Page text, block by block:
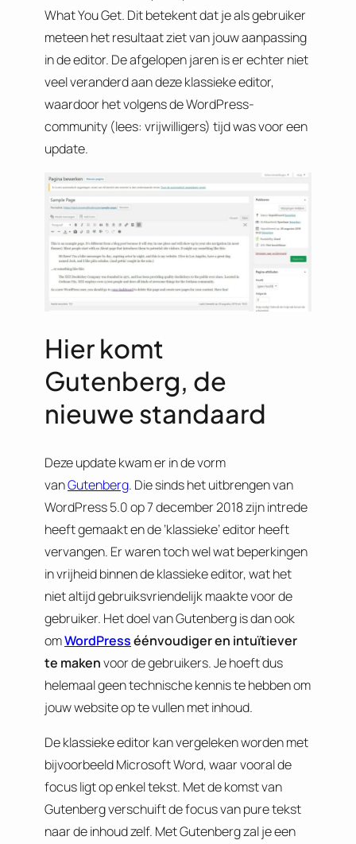
What You Get. Dit betekent dat je als gebruiker
meteen het resultaat ziet van jouw aanpassing
in de editor. De afgelopen jaren is er echter niet
veel veranderd aan deze klassieke editor,
waardoor het volgens de WordPress-
community (lees: vrijwilligers) tijd was voor een
update.
Hier komt
Gutenberg, de
nieuwe standaard
Deze update kwam er in de vorm
vanGutenberg. Die sinds het uitbrengen van
WordPress 5.0 op 7 december 2018 zijn intrede
heeft gemaakt en de ‘klassieke’ editor heeft
vervangen. Er waren toch wel wat beperkingen
in vrijheid binnen de klassieke editor, wat het
niet altijd gebruiksvriendelijk maakte voor de
gebruiker. Het doel van Gutenberg is dan ook
omWordPresséénvoudiger en intuïtiever
te makenvoor de gebruikers. Je hoeft dus
helemaal geen technische kennis te hebben om
jouw website op te vullen met inhoud.
De klassieke editor kan vergeleken worden met
bijvoorbeeld Microsoft Word, waar vooral de
focus ligt op enkel tekst. Met de komst van
Gutenberg verschuift de focus van pure tekst
naar de inhoud zelf. Met Gutenberg zal je een